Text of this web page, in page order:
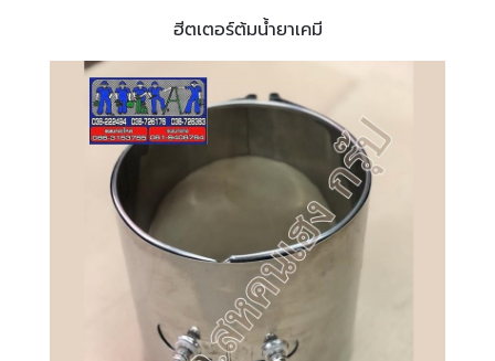
ฮีตเตอร์ต้มน้ำยาเคมี